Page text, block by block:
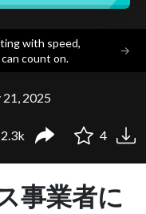
with speed,
count on.
→
21, 2025
2.3k 4
事業者に